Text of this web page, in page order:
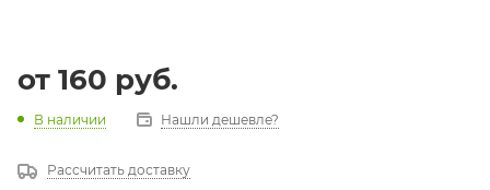
от 160 руб.
В наличии Нашли дешевле?
Рассчитать доставку